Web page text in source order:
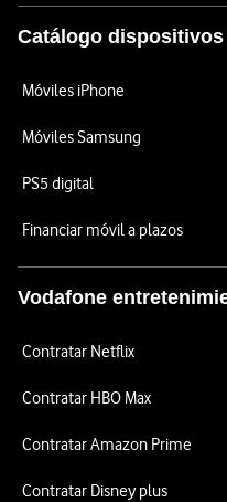
Catálogo dispositivos
Móviles iPhone
Móviles Samsung
PS5 digital
Financiar móvil a plazos
Vodafone
Contratar Netflix
Contratar HBO Max
Contratar Amazon Prime
Contratar Disney plus